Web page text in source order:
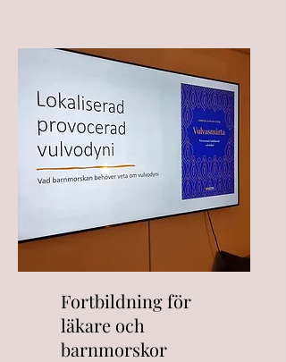
Fortbildning för
läkare och
barnmorskor